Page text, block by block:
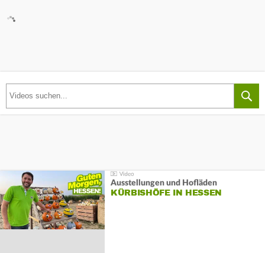
Ausstellungen und Hofläden
KÜRBISHÖFE IN HESSEN